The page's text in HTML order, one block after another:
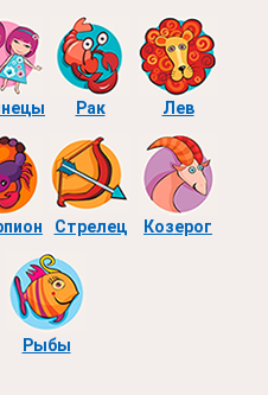
Рак Лев
Стрелец Козерог
Рыбы